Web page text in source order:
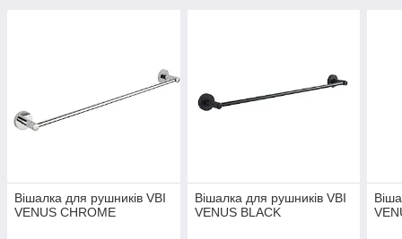
Вішалка для рушників VBI
VENUS CHROME
Вішалка для рушників VBI
VENUS BLACK